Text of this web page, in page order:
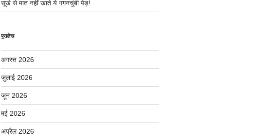
सूखे से मात नहीं खाते ये गगनचुंबी पेड़!
पुरालेख
अगस्त 2026
जुलाई 2026
जून 2026
मई 2026
अप्रैल 2026